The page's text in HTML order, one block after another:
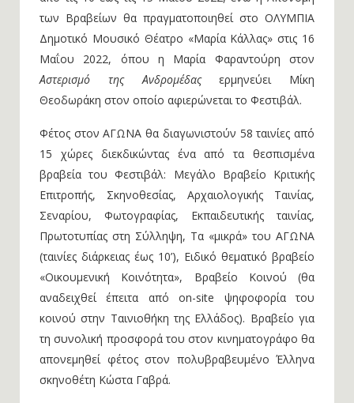
από τις 10 έως τις 15 Μαΐου 2022, ενώ η Απονομή
των Βραβείων θα πραγματοποιηθεί στο ΟΛΥΜΠΙΑ
Δημοτικό Μουσικό Θέατρο «Μαρία Κάλλας» στις 16
Μαΐου 2022, όπου η Μαρία Φαραντούρη στον
Αστερισμό της Ανδρομέδαςερμηνεύει Μίκη
Φέτος στον ΑΓΩΝΑ θα διαγωνιστούν 58 ταινίες από
15 χώρες διεκδικώντας ένα από τα θεσπισμένα
βραβεία του Φεστιβάλ: Μεγάλο Βραβείο Κριτικής
Επιτροπής, Σκηνοθεσίας, Αρχαιολογικής Ταινίας,
Σεναρίου, Φωτογραφίας, Εκπαιδευτικής ταινίας,
Πρωτοτυπίας στη Σύλληψη, Τα «μικρά» του ΑΓΩΝΑ
(ταινίες διάρκειας έως 10’), Ειδικό θεματικό βραβείο
«Οικουμενική Κοινότητα», Βραβείο Κοινού (θα
αναδειχθεί έπειτα από on-site ψηφοφορία του
κοινού στην Ταινιοθήκη της Ελλάδος). Βραβείο για
τη συνολική προσφορά του στον κινηματογράφο θα
απονεμηθεί φέτος στον πολυβραβευμένο Έλληνα